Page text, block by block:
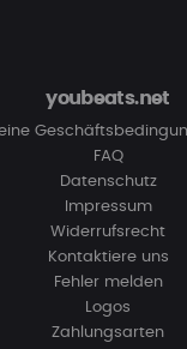
youbeats.net
FAQ
Datenschutz
Impressum
Widerrufsrecht
Kontaktiere uns
Fehler melden
Logos
Zahlungsarten